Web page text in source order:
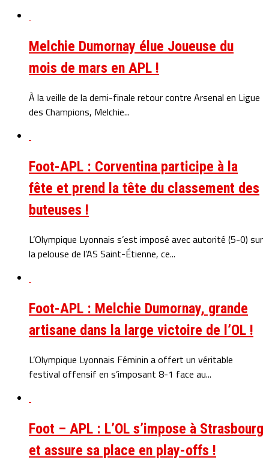
Melchie Dumornay élue Joueuse du
mois de mars en APL !
À la veille de la demi-finale retour contre Arsenal en Ligue
des Champions, Melchie...
Foot-APL : Corventina participe à la
fête et prend la tête du classement des
buteuses !
L’Olympique Lyonnais s’est imposé avec autorité (5-0) sur
la pelouse de l’AS Saint-Étienne, ce...
Foot-APL : Melchie Dumornay, grande
artisane dans la large victoire de l’OL !
L’Olympique Lyonnais Féminin a offert un véritable
festival offensif en s’imposant 8-1 face au...
Foot – APL : L’OL s’impose à Strasbourg
et assure sa place en play-offs !